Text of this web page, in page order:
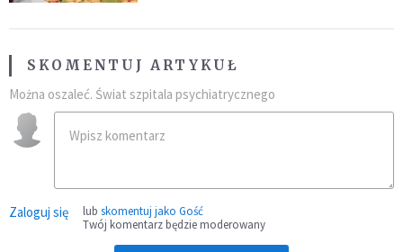
SKOMENTUJ ARTYKUŁ
Można oszaleć. Świat szpitala psychiatrycznego
Zaloguj się lub skomentuj jako Gość
Twój komentarz będzie moderowany